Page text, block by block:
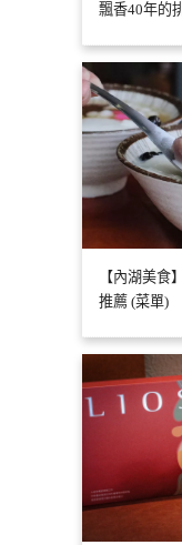
飄香40年的
【內湖美食
推薦 (菜單)